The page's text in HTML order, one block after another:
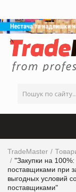
TradeMaster
"Закупки на
поставщиками при
выгодных условий
поставщиками"